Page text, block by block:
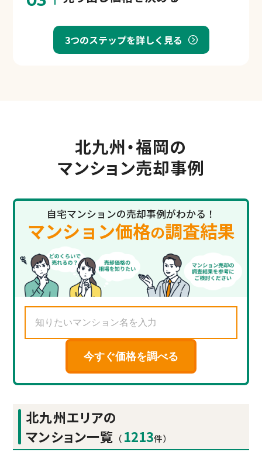
3つのステップを詳しく見る
北九州・福岡の
マンション売却事例
自宅マンションの売却事例がわかる！
マンション価格の調査結果
今すぐ価格を調べる
北九州エリアの
マンション一覧 （ 1213件）